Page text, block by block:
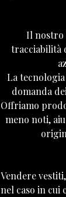
Il nostro
tracciabilità
La
domanda
Offriamo
meno noti,
Vendere
nel caso in cui